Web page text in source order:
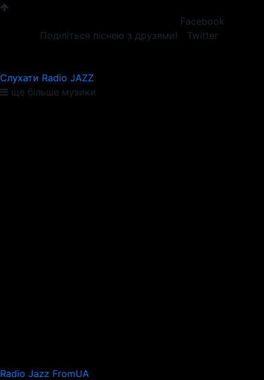
Поділіться піснею з друзями!
Facebook
Twitter
Слухати Radio JAZZ
ще більше музики
Radio Jazz FromUA